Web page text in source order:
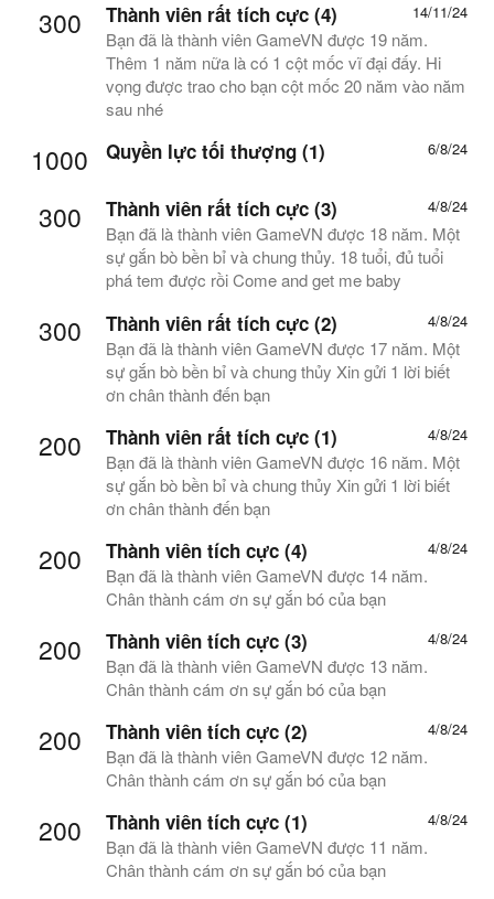
300 14/11/24
Thành viên rất tích cực (4)
Bạn đã là thành viên GameVN được 19 năm.
Thêm 1 năm nữa là có 1 cột mốc vĩ đại đấy. Hi
vọng được trao cho bạn cột mốc 20 năm vào năm
sau nhé
1000 6/8/24
Quyền lực tối thượng (1)
300 4/8/24
Thành viên rất tích cực (3)
Bạn đã là thành viên GameVN được 18 năm. Một
sự gắn bò bền bỉ và chung thủy. 18 tuổi, đủ tuổi
phá tem được rồi Come and get me baby
300 4/8/24
Thành viên rất tích cực (2)
Bạn đã là thành viên GameVN được 17 năm. Một
sự gắn bò bền bỉ và chung thủy Xin gửi 1 lời biết
ơn chân thành đến bạn
200 4/8/24
Thành viên rất tích cực (1)
Bạn đã là thành viên GameVN được 16 năm. Một
sự gắn bò bền bỉ và chung thủy Xin gửi 1 lời biết
ơn chân thành đến bạn
200 4/8/24
Thành viên tích cực (4)
Bạn đã là thành viên GameVN được 14 năm.
Chân thành cám ơn sự gắn bó của bạn
200 4/8/24
Thành viên tích cực (3)
Bạn đã là thành viên GameVN được 13 năm.
Chân thành cám ơn sự gắn bó của bạn
200 4/8/24
Thành viên tích cực (2)
Bạn đã là thành viên GameVN được 12 năm.
Chân thành cám ơn sự gắn bó của bạn
200 4/8/24
Thành viên tích cực (1)
Bạn đã là thành viên GameVN được 11 năm.
Chân thành cám ơn sự gắn bó của bạn